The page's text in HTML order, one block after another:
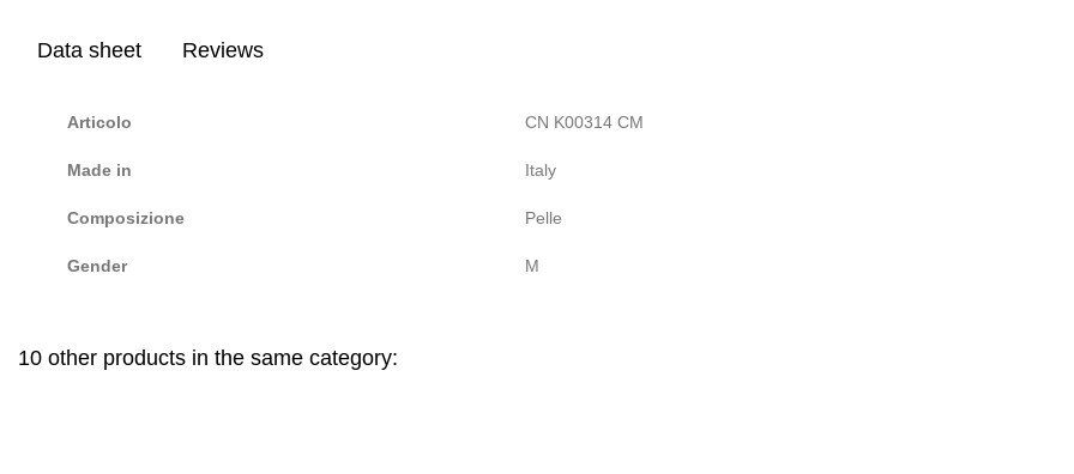
Data sheet Reviews
Articolo CN K00314 CM
Made in Italy
Composizione Pelle
Gender M
10 other products in the same category: